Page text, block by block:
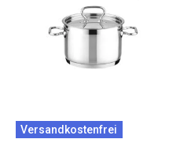
Versandkostenfrei